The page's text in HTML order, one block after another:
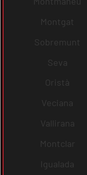
Montgat
Sobremunt
Seva
Oristà
Veciana
Vallirana
Montclar
Igualada